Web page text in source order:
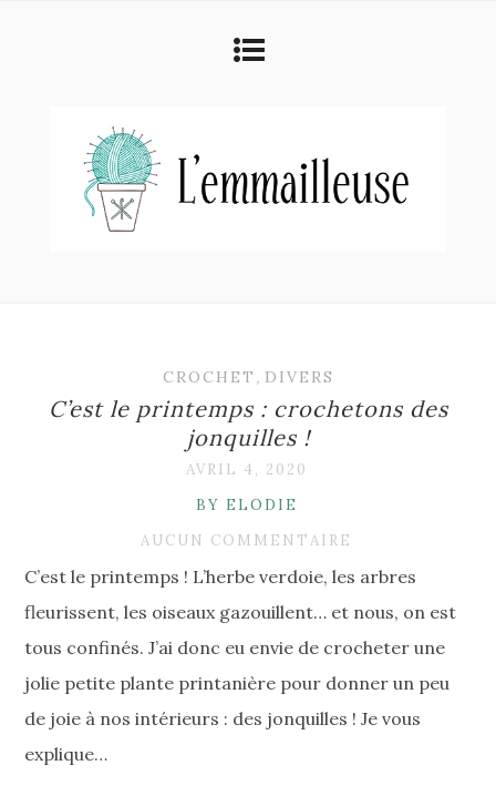
CROCHET , DIVERS
C’est le printemps : crochetons des
jonquilles !
AVRIL 4, 2020
BY ELODIE
AUCUN COMMENTAIRE
C’est le printemps ! L’herbe verdoie, les arbres
fleurissent, les oiseaux gazouillent… et nous, on est
tous confinés. J’ai donc eu envie de crocheter une
jolie petite plante printanière pour donner un peu
de joie à nos intérieurs : des jonquilles ! Je vous
explique…